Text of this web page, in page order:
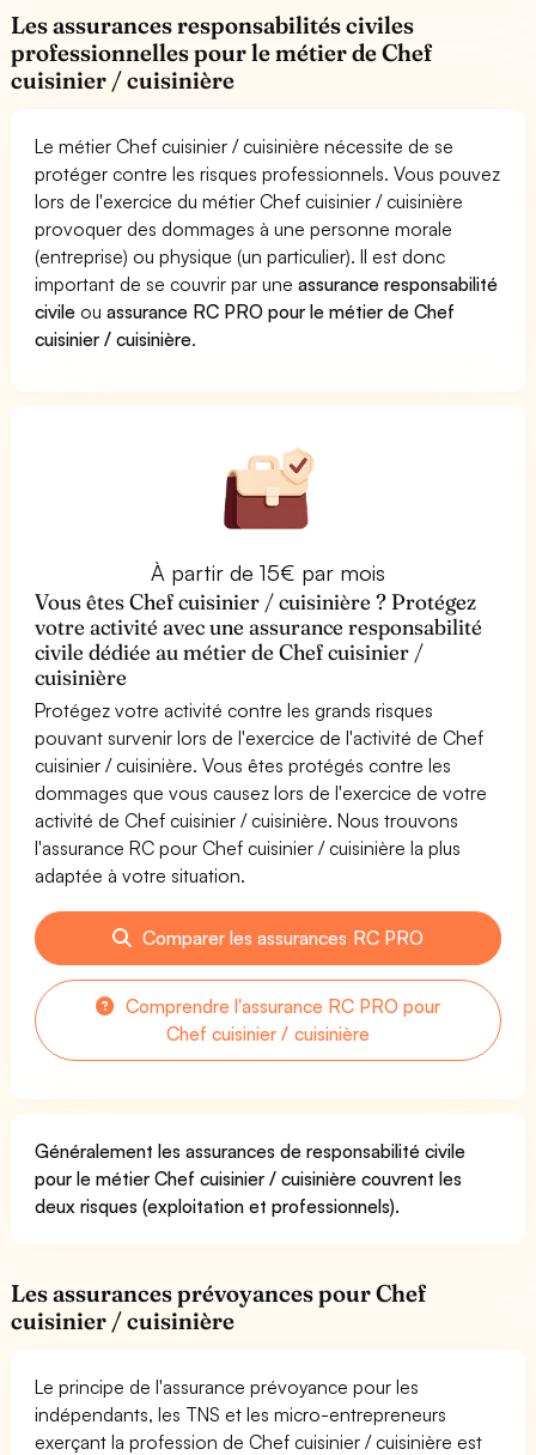
Les assurances responsabilités civiles
professionnelles pour le métier de Chef
cuisinier / cuisinière
Le métier Chef cuisinier / cuisinière nécessite de se
protéger contre les risques professionnels. Vous pouvez
lors de l'exercice du métier Chef cuisinier / cuisinière
provoquer des dommages à une personne morale
(entreprise) ou physique (un particulier). Il est donc
important de se couvrir par uneassurance responsabilité
civile ouassurance RC PRO pour le métier de Chef
cuisinier / cuisinière.
À partir de 15€ par mois
Vous êtes Chef cuisinier / cuisinière ? Protégez
votre activité avec une assurance responsabilité
civile dédiée au métier de Chef cuisinier /
cuisinière
Protégez votre activité contre les grands risques
pouvant survenir lors de l'exercice de l'activité de Chef
cuisinier / cuisinière. Vous êtes protégés contre les
dommages que vous causez lors de l'exercice de votre
activité de Chef cuisinier / cuisinière. Nous trouvons
l'assurance RC pour Chef cuisinier / cuisinière la plus
adaptée à votre situation.
Comparer les assurances RC PRO
Comprendre l'assurance RC PRO pour
Chef cuisinier / cuisinière
Généralement les assurances de responsabilité civile
pour le métier Chef cuisinier / cuisinière couvrent les
deux risques (exploitation et professionnels).
Les assurances prévoyances pour Chef
cuisinier / cuisinière
Le principe de l'assurance prévoyance pour les
indépendants, les TNS et les micro-entrepreneurs
exerçant la profession de Chef cuisinier / cuisinière est